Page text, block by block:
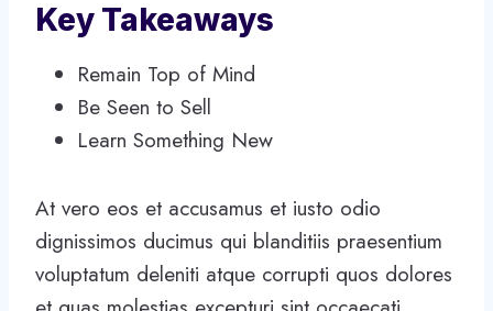
Key Takeaways
Remain Top of Mind
Be Seen to Sell
Learn Something New
At vero eos et accusamus et iusto odio
dignissimos ducimus qui blanditiis praesentium
voluptatum deleniti atque corrupti quos dolores